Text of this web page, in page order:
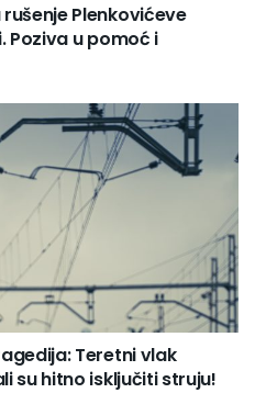
Plenkovićeve
Poziva u pomoć i
Teretni vlak
su hitno isključiti struju!